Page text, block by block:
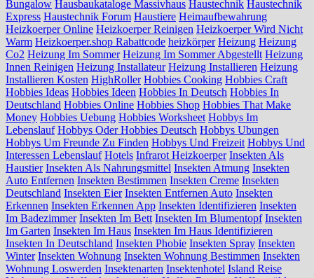
Bungalow Hausbaukataloge Massivhaus Haustechnik Haustechnik
Express Haustechnik Forum Haustiere Heimaufbewahrung
Heizkoerper Online Heizkoerper Reinigen Heizkoerper Wird Nicht
Warm Heizkoerper.shop Rabattcode heizkörper Heizung Heizung
Co2 Heizung Im Sommer Heizung Im Sommer Abgestellt Heizung
Innen Reinigen Heizung Installateur Heizung Installieren Heizung
Installieren Kosten HighRoller Hobbies Cooking Hobbies Craft
Hobbies Ideas Hobbies Ideen Hobbies In Deutsch Hobbies In
Deutschland Hobbies Online Hobbies Shop Hobbies That Make
Money Hobbies Uebung Hobbies Worksheet Hobbys Im
Lebenslauf Hobbys Oder Hobbies Deutsch Hobbys Ubungen
Hobbys Um Freunde Zu Finden Hobbys Und Freizeit Hobbys Und
Interessen Lebenslauf Hotels Infrarot Heizkoerper Insekten Als
Haustier Insekten Als Nahrungsmittel Insekten Atmung Insekten
Auto Entfernen Insekten Bestimmen Insekten Creme Insekten
Deutschland Insekten Eier Insekten Entfernen Auto Insekten
Erkennen Insekten Erkennen App Insekten Identifizieren Insekten
Im Badezimmer Insekten Im Bett Insekten Im Blumentopf Insekten
Im Garten Insekten Im Haus Insekten Im Haus Identifizieren
Insekten In Deutschland Insekten Phobie Insekten Spray Insekten
Winter Insekten Wohnung Insekten Wohnung Bestimmen Insekten
Wohnung Loswerden Insektenarten Insektenhotel Island Reise